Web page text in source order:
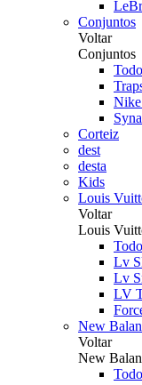
Conjuntos
Voltar
Conjuntos
Nike
Syna
Corteiz
dest
desta
Kids
Louis
Voltar
Louis
Lv
Lv
LV
New
Voltar
New